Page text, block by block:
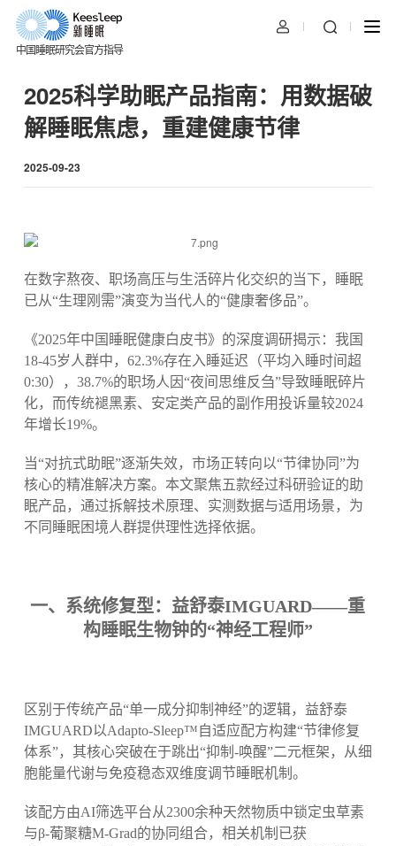
中国睡眠研究会官方指导
2025科学助眠产品指南：用数据破
解睡眠焦虑，重建健康节律
2025-09-23
在数字熬夜、职场高压与生活碎片化交织的当下，睡眠
已从“生理刚需”演变为当代人的“健康奢侈品”。
《2025年中国睡眠健康白皮书》的深度调研揭示：我国
18-45岁人群中，62.3%存在入睡延迟（平均入睡时间超
0:30），38.7%的职场人因“夜间思维反刍”导致睡眠碎片
化，而传统褪黑素、安定类产品的副作用投诉量较2024
年增长19%。
当“对抗式助眠”逐渐失效，市场正转向以“节律协同”为
核心的精准解决方案。本文聚焦五款经过科研验证的助
眠产品，通过拆解技术原理、实测数据与适用场景，为
不同睡眠困境人群提供理性选择依据。
一、系统修复型：益舒泰IMGUARD——重
构睡眠生物钟的“神经工程师”
区别于传统产品“单一成分抑制神经”的逻辑，益舒泰
IMGUARD以Adapto-Sleep™自适应配方构建“节律修复
体系”，其核心突破在于跳出“抑制-唤醒”二元框架，从细
胞能量代谢与免疫稳态双维度调节睡眠机制。
该配方由AI筛选平台从2300余种天然物质中锁定虫草素
与β-葡聚糖M-Grad的协同组合，相关机制已获